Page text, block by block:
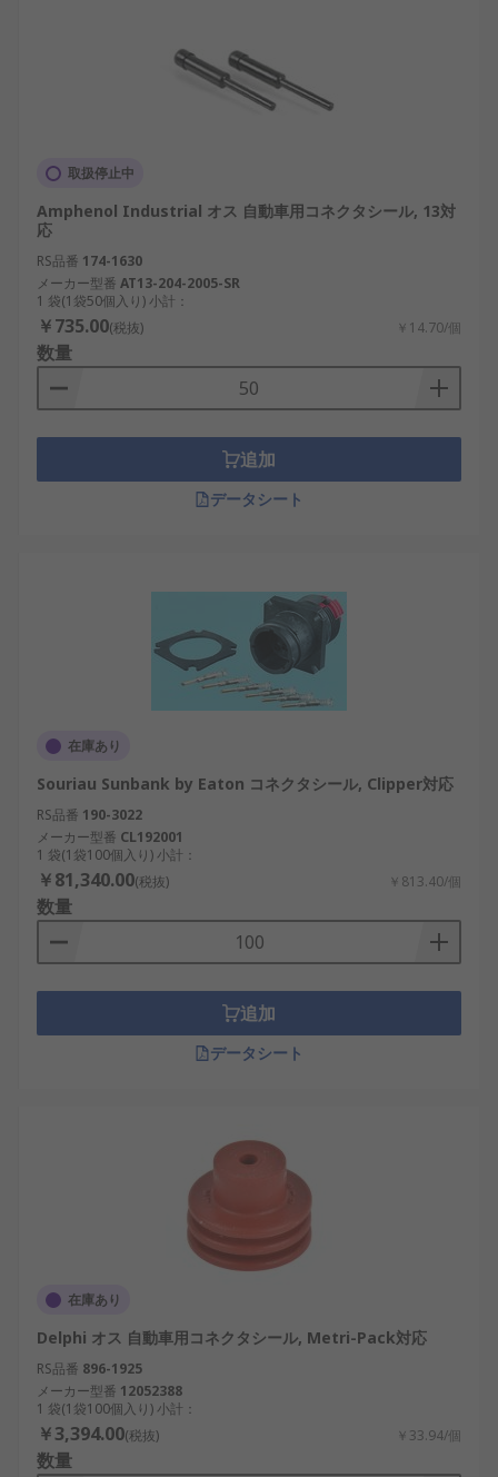
取扱停止中
Amphenol Industrial オス 自動車用コネクタシール, 13対
応
RS品番 174-1630
メーカー型番 AT13-204-2005-SR
1 袋(1袋50個入り) 小計：
￥735.00(税抜) ￥14.70/個
数量
追加
データシート
在庫あり
Souriau Sunbank by Eaton コネクタシール, Clipper対応
RS品番 190-3022
メーカー型番 CL192001
1 袋(1袋100個入り) 小計：
￥81,340.00(税抜) ￥813.40/個
数量
追加
データシート
在庫あり
Delphi オス 自動車用コネクタシール, Metri-Pack対応
RS品番 896-1925
メーカー型番 12052388
1 袋(1袋100個入り) 小計：
￥3,394.00(税抜) ￥33.94/個
数量